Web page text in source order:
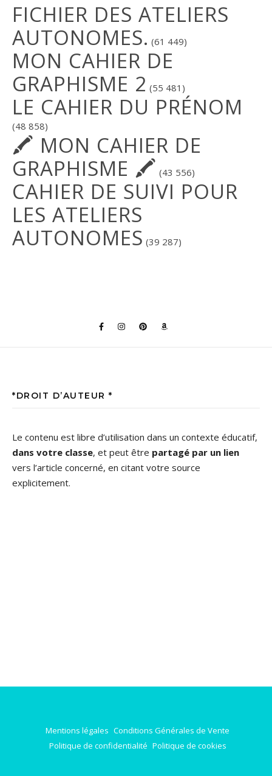
FICHIER DES ATELIERS
AUTONOMES. (61 449)
MON CAHIER DE
GRAPHISME 2 (55 481)
LE CAHIER DU PRÉNOM
(48 858)
🖍 MON CAHIER DE
GRAPHISME 🖍 (43 556)
CAHIER DE SUIVI POUR
LES ATELIERS
AUTONOMES (39 287)
*DROIT D’AUTEUR *
Le contenu est libre d’utilisation dans un contexte éducatif,
dans votre classe, et peut être partagé par un lien
vers l’article concerné, en citant votre source
explicitement.
Mentions légales Conditions Générales de Vente
Politique de confidentialité Politique de cookies